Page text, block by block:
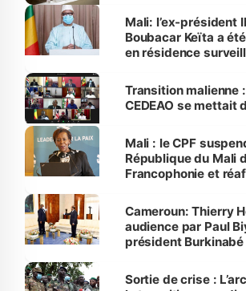
Mali: l’ex-président
Boubacar Keïta a
en résidence
Transition malienne
CEDEAO se mettait
Mali : le CPF
République du Mali
Francophonie et
Cameroun: Thierry
audience par Paul
président Burkinabé
Sortie de crise :